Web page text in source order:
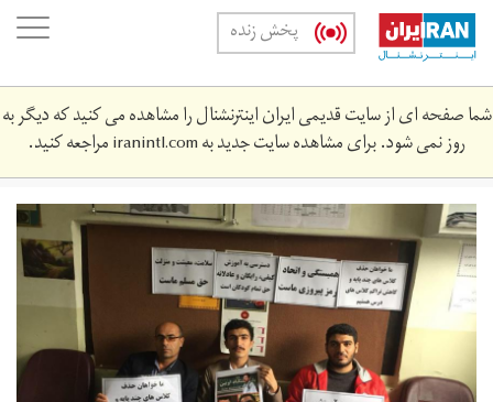
Skip
main
content
پخش زنده
شما صفحه ای از سایت قدیمی ایران اینترنشنال را مشاهده می کنید که دیگر به
روز نمی شود. برای مشاهده سایت جدید بهiranintl.comمراجعه کنید.
photo_2018-
10-
14_16-
16-
03.jpg